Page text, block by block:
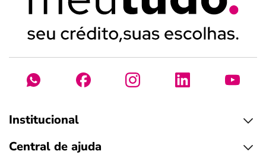
Institucional
Central de ajuda